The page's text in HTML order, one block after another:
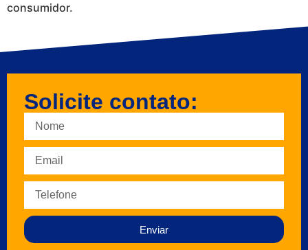
consumidor.
Solicite contato:
Enviar